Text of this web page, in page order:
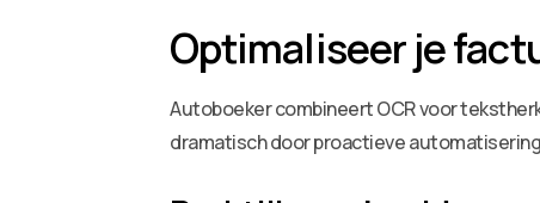
Optimaliseer je
Autoboeker combineert OCR voor
dramatisch door proactieve